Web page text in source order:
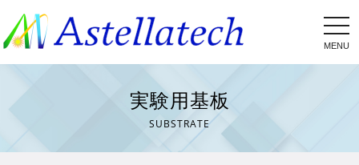
実験用基板
SUBSTRATE